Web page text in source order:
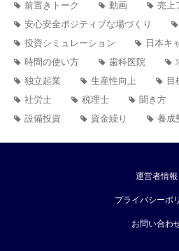
前置きトーク
動画
売上
安心安全ポジティブな場づくり
投資シミュレーション
日本キ
時間の使い方
歯科医院
独立起業
生産性向上 目
社労士
税理士 聞き方
設備投資
資金繰り 養成
運営者情報
プライバシーポ
お問い合わ